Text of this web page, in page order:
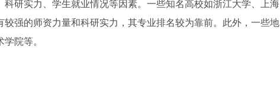
研实力、学生就业情况等因素。一些知名高校如浙江大学、上海
强的师资力量和科研实力，其专业排名较为靠前。此外，一些地
院等。